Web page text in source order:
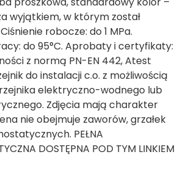
wyjątkiem, w którym został
robocze: do 1 MPa.
do 95°C. Aprobaty i certyfikaty:
z normą PN-EN 442, Atest
do instalacji c.o. z możliwością
elektryczno-wodnego lub
Zdjęcia mają charakter
nie obejmuje zaworów, grzałek
PEŁNA
DOSTĘPNA POD TYM LINKIEM